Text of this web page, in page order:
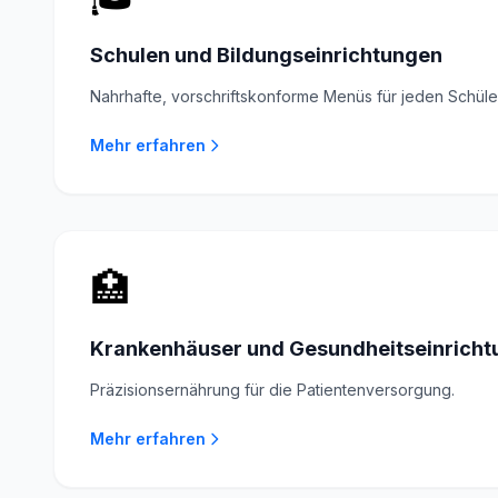
Schulen und Bildungseinrichtungen
Nahrhafte, vorschriftskonforme Menüs für jeden
Mehr erfahren
🏥
Krankenhäuser und
Präzisionsernährung für die Patientenversorgung.
Mehr erfahren